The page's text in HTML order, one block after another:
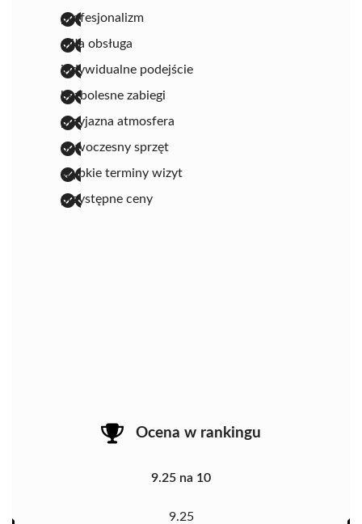
profesjonalizm
miła obsługa
indywidualne podejście
bezbolesne zabiegi
przyjazna atmosfera
nowoczesny sprzęt
szybkie terminy wizyt
przystępne ceny
Ocena w rankingu
9.25 na 10
9.25